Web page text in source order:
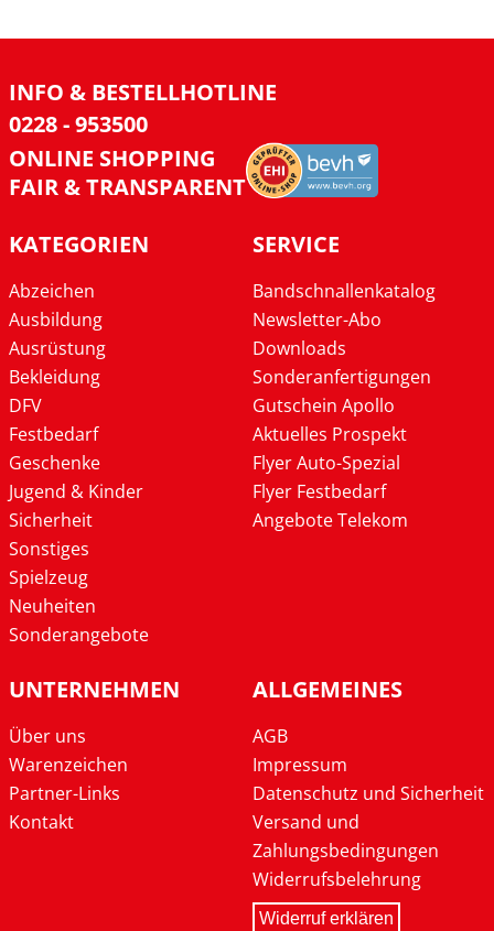
INFO & BESTELLHOTLINE
0228 - 953500
ONLINE SHOPPING
FAIR & TRANSPARENT
KATEGORIEN
Abzeichen
Ausbildung
Ausrüstung
Bekleidung
DFV
Festbedarf
Geschenke
Jugend & Kinder
Sicherheit
Sonstiges
Spielzeug
Neuheiten
Sonderangebote
SERVICE
Bandschnallenkatalog
Newsletter-Abo
Downloads
Sonderanfertigungen
Gutschein Apollo
Aktuelles Prospekt
Flyer Auto-Spezial
Flyer Festbedarf
Angebote Telekom
UNTERNEHMEN
Über uns
Warenzeichen
Partner-Links
Kontakt
ALLGEMEINES
AGB
Impressum
Datenschutz und Sicherheit
Versand und
Zahlungsbedingungen
Widerrufsbelehrung
Widerruf erklären